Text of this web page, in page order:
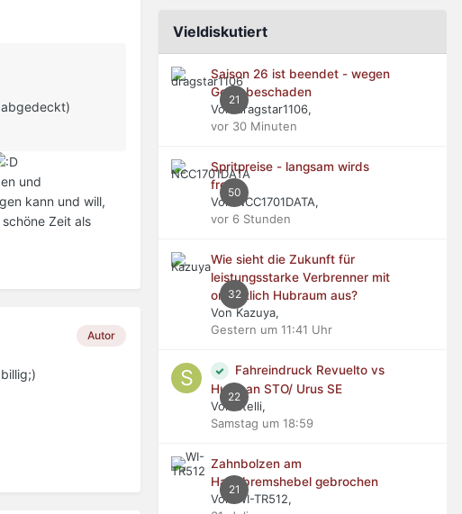
abgedeckt)
und
kann und will,
Zeit als
Autor
Vieldiskutiert
21
Saison 26 ist beendet - wegen
Getriebeschaden
Von dragstar1106,
vor 30 Minuten
50
Spritpreise - langsam wirds
frech
Von NCC1701DATA,
vor 6 Stunden
32
Wie sieht die Zukunft für
leistungsstarke Verbrenner mit
ordentlich Hubraum aus?
Von Kazuya,
Gestern um 11:41 Uhr
22
Fahreindruck Revuelto vs
Huracan STO/ Urus SE
Von stelli,
Samstag um 18:59
21
Zahnbolzen am
Handbremshebel gebrochen
Von WI-TR512,